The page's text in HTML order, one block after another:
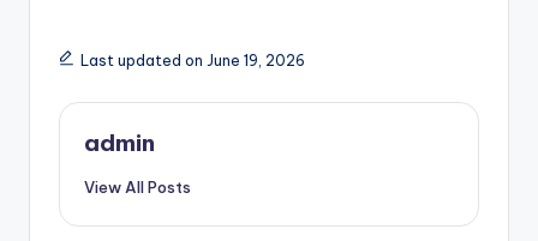
Last updated on June 19, 2026
admin
View All Posts